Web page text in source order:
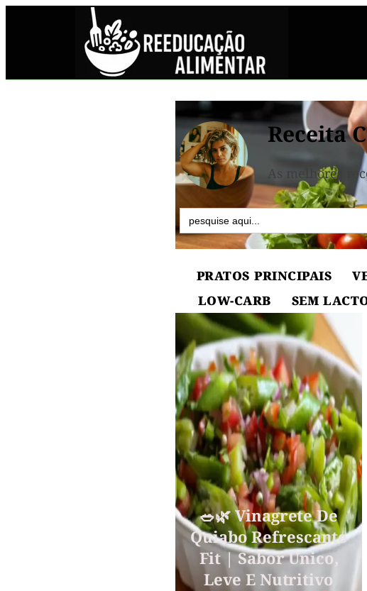
Receita
As melhores
Search
for:
PRATOS PRINCIPAIS
LOW-CARB
SEM
🥗🌿 Vinagrete De
Quiabo Refrescante
Fit | Sabor Único,
Leve E Nutritivo